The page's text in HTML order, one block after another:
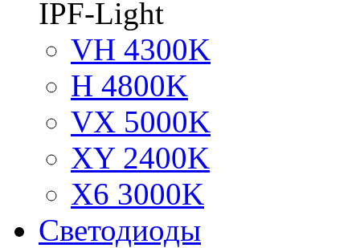
IPF-Light
VH 4300K
H 4800K
VX 5000K
XY 2400K
X6 3000K
Светодиоды